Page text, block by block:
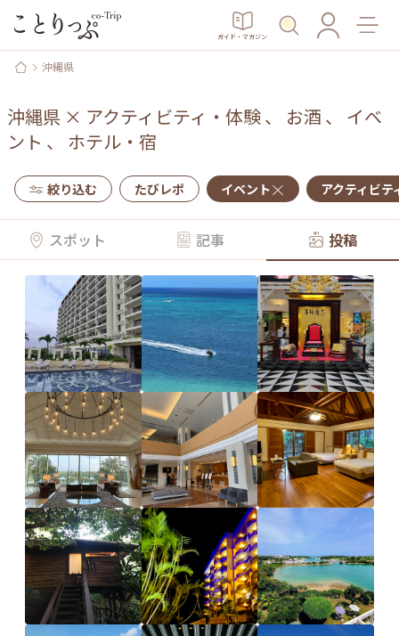
ガイド・マガジン
沖縄県
沖縄県 × アクティビティ・体験、 お酒 、 イベ
ント 、 ホテル・宿
絞り込む たびレポ イベント アクティビテ
スポット 記事 投稿